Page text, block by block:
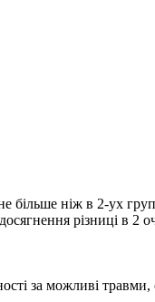
більше ніж в 2-ух
різниці в
за можливі